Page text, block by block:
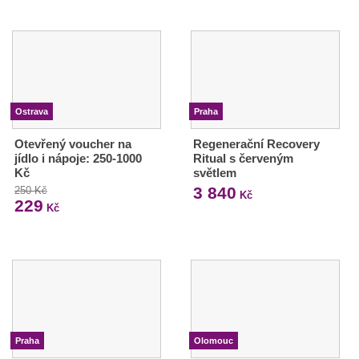
Ostrava
Otevřený voucher na
jídlo i nápoje: 250-1000
Kč
250 Kč
229 Kč
Praha
Regenerační Recovery
Ritual s červeným
světlem
3 840 Kč
Praha Olomouc